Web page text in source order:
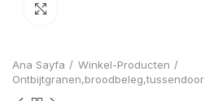
Ana Sayfa
Winkel-Producten
Ontbijtgranen,broodbeleg,tussendoor